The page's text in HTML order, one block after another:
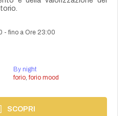
-fino a Ore 23:00
By night
forio, forio mood
SCOPRI